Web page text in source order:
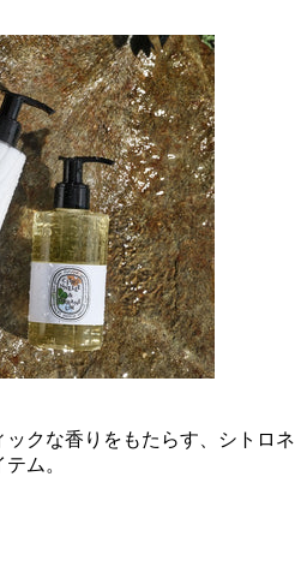
クな香りをもたらす、シトロネ
ム。